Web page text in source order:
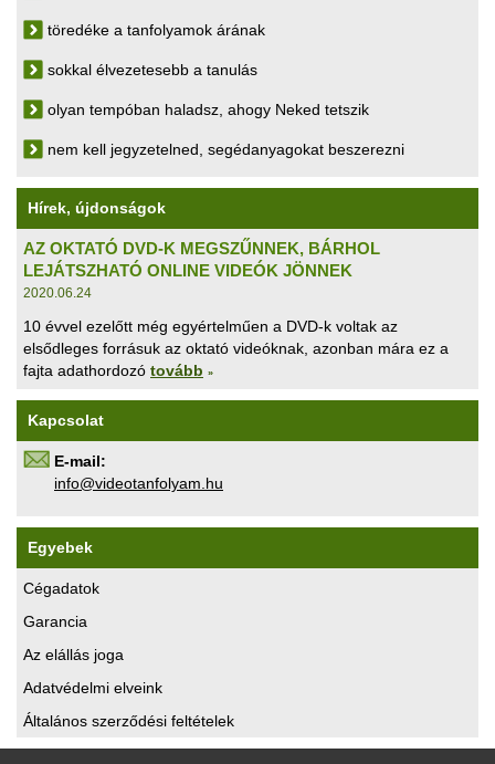
töredéke a tanfolyamok árának
sokkal élvezetesebb a tanulás
olyan tempóban haladsz, ahogy Neked tetszik
nem kell jegyzetelned, segédanyagokat beszerezni
Hírek, újdonságok
AZ OKTATÓ DVD-K MEGSZŰNNEK, BÁRHOL
LEJÁTSZHATÓ ONLINE VIDEÓK JÖNNEK
2020.06.24
10 évvel ezelőtt még egyértelműen a DVD-k voltak az
elsődleges forrásuk az oktató videóknak, azonban mára ez a
fajta adathordozó tovább »
Kapcsolat
E-mail:
uh.maylofnatoediv@ofni
Egyebek
Cégadatok
Garancia
Az elállás joga
Adatvédelmi elveink
Általános szerződési feltételek